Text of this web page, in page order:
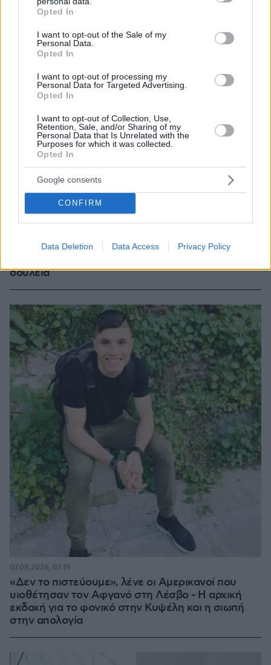
grant or deny consent to Google and its third-party tags to
use your data for below specified purposes in below Google
consent section.
Opted In
I want to opt-out of the Sale of my
Personal Data.
Opted In
I want to opt-out of processing my
Personal Data for Targeted Advertising.
Opted In
I want to opt-out of Collection, Use,
Retention, Sale, and/or Sharing of my
Personal Data that Is Unrelated with the
Purposes for which it was collected.
Opted In
Google consents
CONFIRM
Data Deletion Data Access Privacy Policy
τροχαίο με τους νεκρούς μάνα και γιο στις Σέρρες,
δουλειά
«Δεν το πιστεύουμε», λένε οι Αμερικανοί που
υιοθέτησαν τον Αφγανό στη Λέσβο - Η αρχική
εκδοχή για το φονικό στην Κυψέλη και η σιωπή
στην απολογία
07.08.2026, 07:19